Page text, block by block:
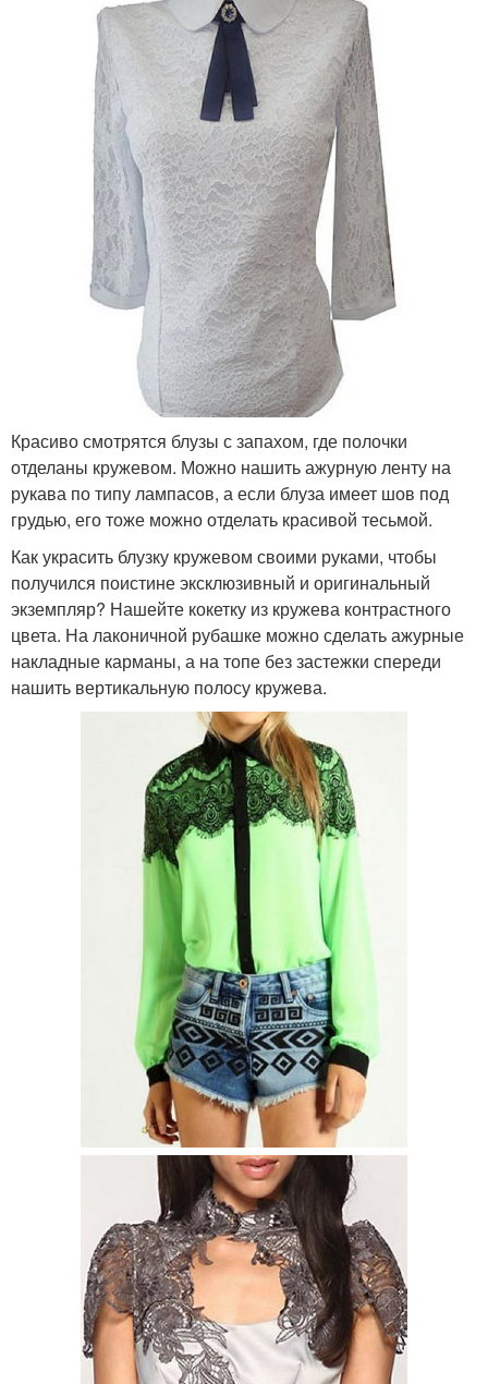
Красиво смотрятся блузы с запахом, где полочки
отделаны кружевом. Можно нашить ажурную ленту на
рукава по типу лампасов, а если блуза имеет шов под
грудью, его тоже можно отделать красивой тесьмой.
Как украсить блузку кружевом своими руками, чтобы
получился поистине эксклюзивный и оригинальный
экземпляр? Нашейте кокетку из кружева контрастного
цвета. На лаконичной рубашке можно сделать ажурные
накладные карманы, а на топе без застежки спереди
нашить вертикальную полосу кружева.